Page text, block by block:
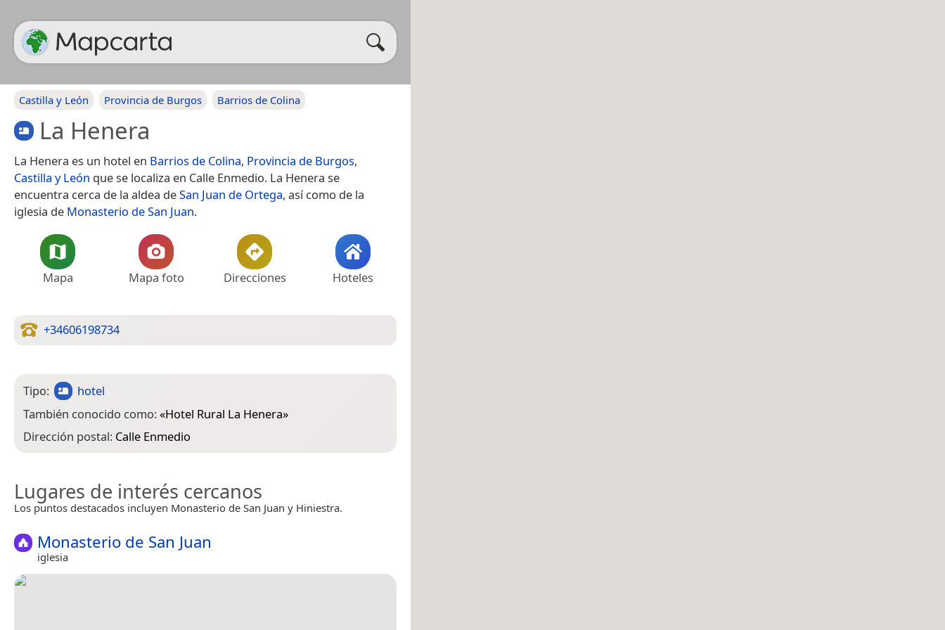
Castilla y León Provincia de Burgos Barrios de Colina
La Henera
La Henera es un hotel en Barrios de Colina, Provincia de Burgos,
Castilla y León que se localiza en Calle Enmedio. La Henera se
encuentra cerca de la aldea deSan Juan de Ortega, así como de la
iglesia de Monasterio de San Juan.
Mapa Mapa foto Direcciones Hoteles
+34606198734
Tipo:
hotel
También conocido como:«Hotel Rural La Henera»
Dirección postal: Calle Enmedio
Lugares de interés cercanos
Los puntos destacados incluyen Monasterio de San Juan y Hiniestra.
Monasterio de San Juan
iglesia